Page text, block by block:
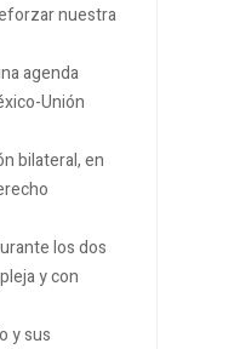
nuestra
agenda
Unión
bilateral, en
los dos
y con
y sus